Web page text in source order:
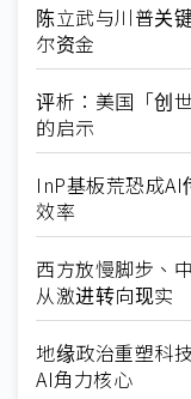
陈立武与川普关
尔资金
评析：美国「创
的启示
InP基板荒恐成
效率
西方放慢脚步、
从激进转向现实
地缘政治重塑科
AI角力核心